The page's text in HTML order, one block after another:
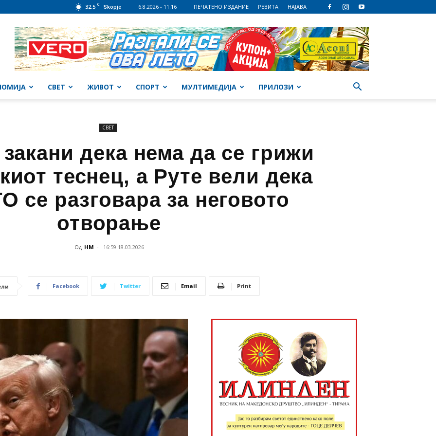
32.5 C Skopje 6.8.2026 - 11:16 ПЕЧАТЕНО ИЗДАНИЕ РЕВИТА НАЈАВА
СВЕТ ЖИВОТ СПОРТ МУЛТИМЕДИЈА ПРИЛОЗИ
СВЕТ
дека нема да се грижи
теснец, а Руте вели дека
се разговара за неговото
отворање
Од НМ - 16:59 18.03.2026
Facebook Twitter Email Print